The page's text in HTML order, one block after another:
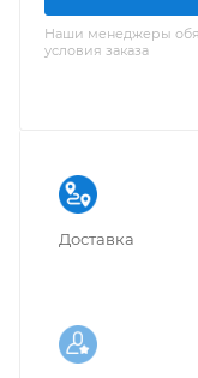
Наши менеджеры
условия заказа
Доставка